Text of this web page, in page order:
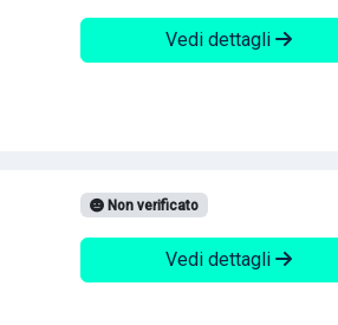
Vedi dettagli
Non verificato
Vedi dettagli